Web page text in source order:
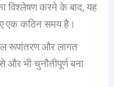
विश्लेषण करने के बाद, यह
एक कठिन समय है।
रूपांतरण और लागत
भी चुनौतीपूर्ण बना